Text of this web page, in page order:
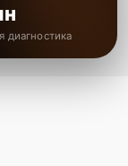
диагностика